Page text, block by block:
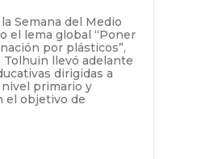
Semana del Medio
el lema global “Poner
por plásticos”,
llevó adelante
dirigidas a
primario y
el objetivo de